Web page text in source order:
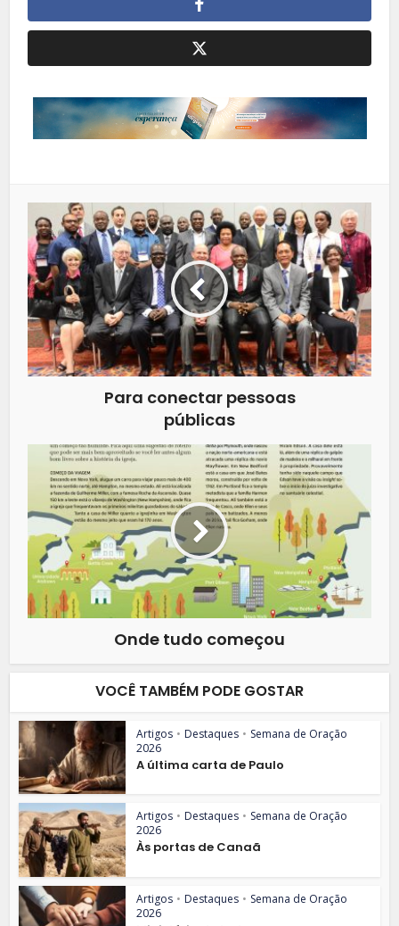
Para conectar pessoas
públicas
Onde tudo começou
VOCÊ TAMBÉM PODE GOSTAR
Artigos • Destaques • Semana de Oração
2026
A última carta de Paulo
Artigos • Destaques • Semana de Oração
2026
Às portas de Canaã
Artigos • Destaques • Semana de Oração
2026